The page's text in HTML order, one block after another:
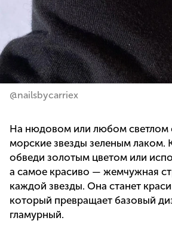
@nailsbycarriex
На нюдовом или любом светлом
морские звезды зеленым лаком.
обведи золотым цветом или
а самое красиво — жемчужная
каждой звезды. Она станет
который превращает базовый
гламурный.